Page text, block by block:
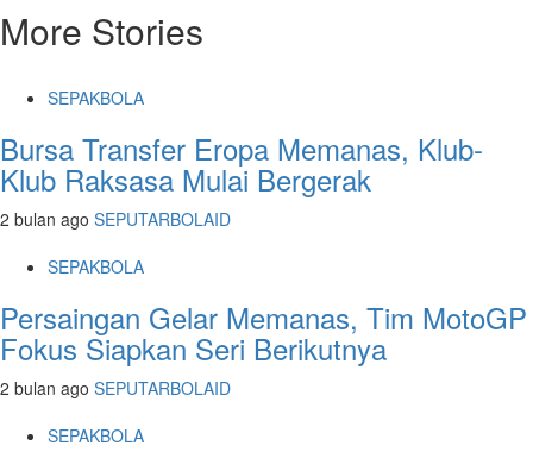
More Stories
SEPAKBOLA
Bursa Transfer Eropa Memanas, Klub-
Klub Raksasa Mulai Bergerak
2 bulan ago SEPUTARBOLAID
SEPAKBOLA
Persaingan Gelar Memanas, Tim MotoGP
Fokus Siapkan Seri Berikutnya
2 bulan ago SEPUTARBOLAID
SEPAKBOLA